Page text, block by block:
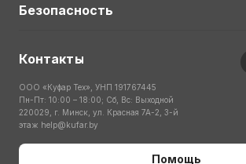
Безопасность
Контакты
ООО «Куфар Тех», УНП 191767445
Пн-Пт: 10:00 – 18:00; Сб, Вс: Выходной
220029, г. Минск, ул. Красная 7А-2, 3-й
этаж help@kufar.by
Помощь